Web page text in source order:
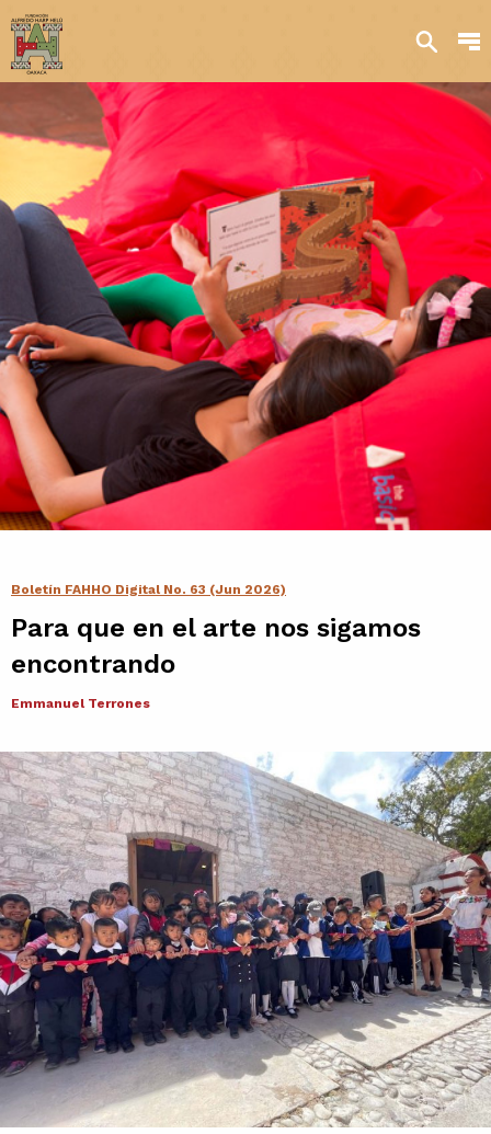
Sobre nosotros
Transparencia
Qué hacemos
Iniciativas
Acervos y
colecciones
Contacto
Agenda
Noticias
Boletín FAHHO Digital No. 63 (Jun 2026)
Para que en el arte nos sigamos
encontrando
Emmanuel Terrones